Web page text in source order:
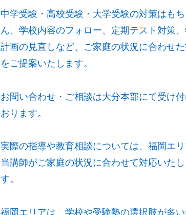
中学受験・高校受験・大学受験の対策はもち
ん、学校内容のフォロー、定期テスト対策
計画の見直しなど、ご家庭の状況に合わせ
をご提案いたします。
お問い合わせ・ご相談は大分本部にて受け
おります。
実際の指導や教育相談については、福岡エ
当講師がご家庭の状況に合わせて対応いたし
す。
福岡エリアは、学校や受験塾の選択肢が多